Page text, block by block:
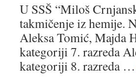
U SSŠ “Miloš
takmičenje iz hemije.
Aleksa Tomić, Majda
kategoriji 7. razreda
kategoriji 8. razreda …